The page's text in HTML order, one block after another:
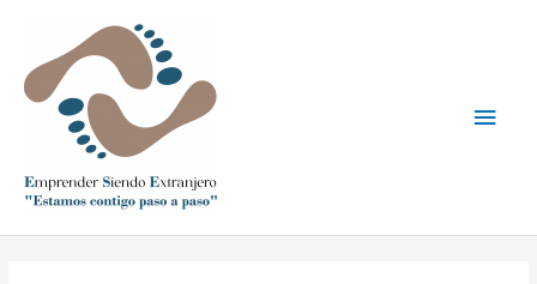
contenido